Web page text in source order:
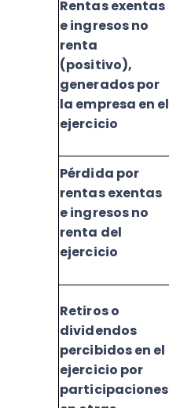
Rentas exentas
e ingresos no
renta
(positivo),
generados por
la empresa en el
ejercicio
Pérdida por
rentas exentas
e ingresos no
renta del
ejercicio
Retiros o
dividendos
percibidos en el
ejercicio por
participaciones